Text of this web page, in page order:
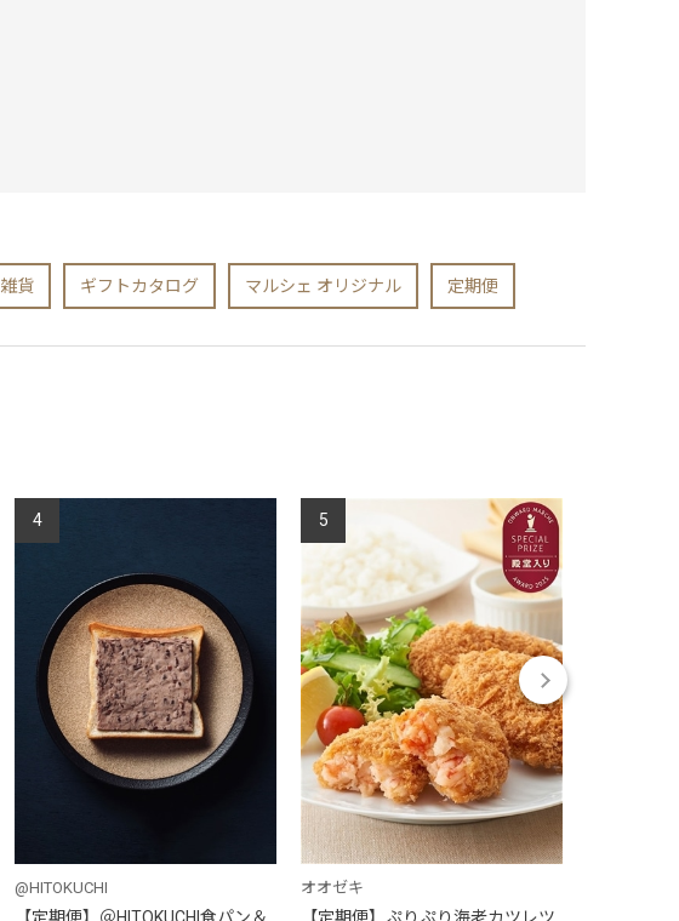
雑貨 ギフトカタログ マルシェ オリジナル 定期便
4
@HITOKUCHI
5
オオゼキ